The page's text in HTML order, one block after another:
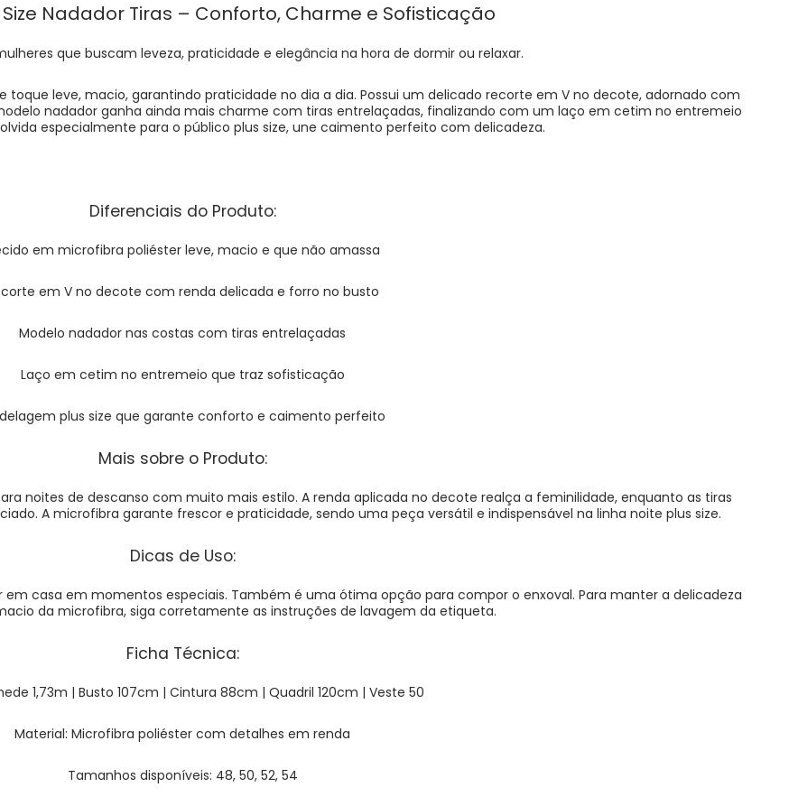
Nadador Tiras – Conforto, Charme e Sofisticação
que buscam leveza, praticidade e elegância na hora de dormir ou relaxar.
leve, macio, garantindo praticidade no dia a dia. Possui um delicado recorte em V no decote, adornado com
nadador ganha ainda mais charme com tiras entrelaçadas, finalizando com um laço em cetim no entremeio
especialmente para o público plus size, une caimento perfeito com delicadeza.
Diferenciais do Produto:
em microfibra poliéster leve, macio e que não amassa
em V no decote com renda delicada e forro no busto
Modelo nadador nas costas com tiras entrelaçadas
Laço em cetim no entremeio que traz sofisticação
plus size que garante conforto e caimento perfeito
Mais sobre o Produto:
noites de descanso com muito mais estilo. A renda aplicada no decote realça a feminilidade, enquanto as tiras
A microfibra garante frescor e praticidade, sendo uma peça versátil e indispensável na linha noite plus size.
Dicas de Uso:
casa em momentos especiais. Também é uma ótima opção para compor o enxoval. Para manter a delicadeza
da microfibra, siga corretamente as instruções de lavagem da etiqueta.
Ficha Técnica:
1,73m | Busto 107cm | Cintura 88cm | Quadril 120cm | Veste 50
Material: Microfibra poliéster com detalhes em renda
Tamanhos disponíveis: 48, 50, 52, 54